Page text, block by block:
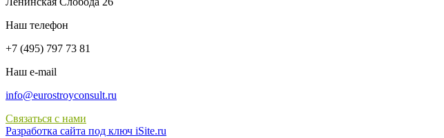
Наш телефон
+7 (495) 797 73 81
Наш e-mail
info@eurostroyconsult.ru
Связаться с нами
Разработка сайта под ключ iSite.ru